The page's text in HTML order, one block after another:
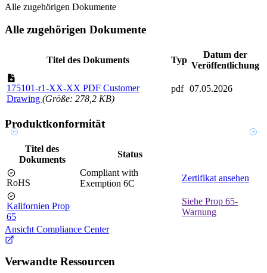
Alle zugehörigen Dokumente
Alle zugehörigen Dokumente
Titel des Dokuments Typ
Datum der
Veröffentlichung
175101-r1-XX-XX PDF Customer
Drawing (Größe: 278,2 KB)
pdf 07.05.2026
Produktkonformität
Titel des
Dokuments
Status
RoHS
Compliant with
Exemption 6C
Zertifikat ansehen
Kalifornien Prop
65
Siehe Prop 65-
Warnung
Ansicht Compliance Center
Verwandte Ressourcen